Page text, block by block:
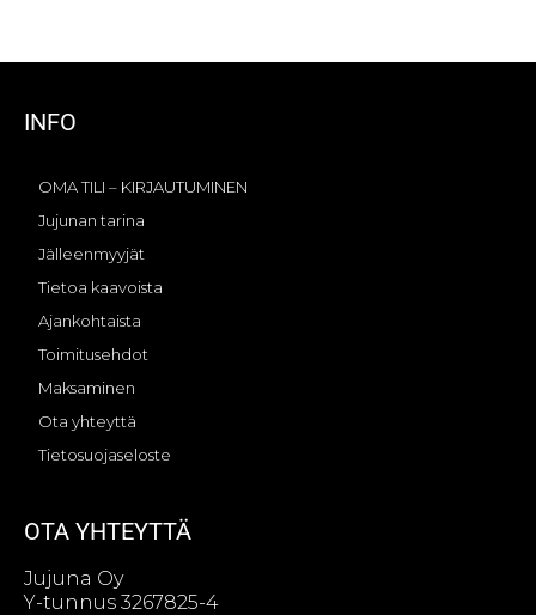
INFO
OMA TILI – KIRJAUTUMINEN
Jujunan tarina
Jälleenmyyjät
Tietoa kaavoista
Ajankohtaista
Toimitusehdot
Maksaminen
Ota yhteyttä
Tietosuojaseloste
OTA YHTEYTTÄ
Jujuna Oy
Y-tunnus 3267825-4